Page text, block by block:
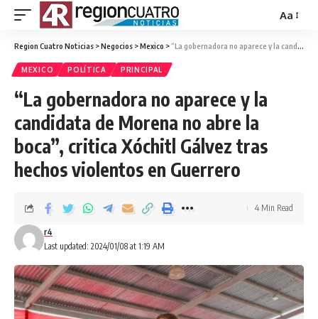
Aa
Region Cuatro Noticias >Negocios >Mexico > “La gobernadora no aparece y la candidata de Morena no abre la boca”, critica Xóchitl Gálvez tras hechos violentos en Guerrero
MEXICO POLÍTICA PRINCIPAL
“La gobernadora no aparece y la
candidata de Morena no abre la
boca”, critica Xóchitl Gálvez tras
hechos violentos en Guerrero
Last updated: 2024/01/08 at 1:19 AM
r4
4 Min Read